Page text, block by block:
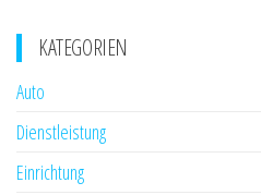
KATEGORIEN
Auto
Dienstleistung
Einrichtung